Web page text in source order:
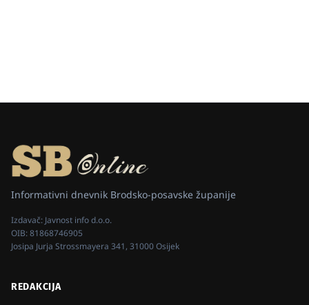
Informativni dnevnik Brodsko-posavske županije
Izdavač: Javnost info d.o.o.
OIB:81868746905
Josipa Jurja Strossmayera 341, 31000 Osijek
REDAKCIJA